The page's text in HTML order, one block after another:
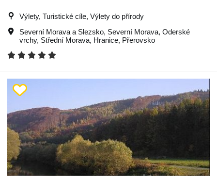
Výlety, Turistické cíle, Výlety do přírody
Severní Morava a Slezsko, Severní Morava, Oderské
vrchy, Střední Morava, Hranice, Přerovsko